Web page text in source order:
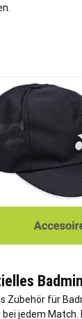
Zubehör für
bei jedem Match.